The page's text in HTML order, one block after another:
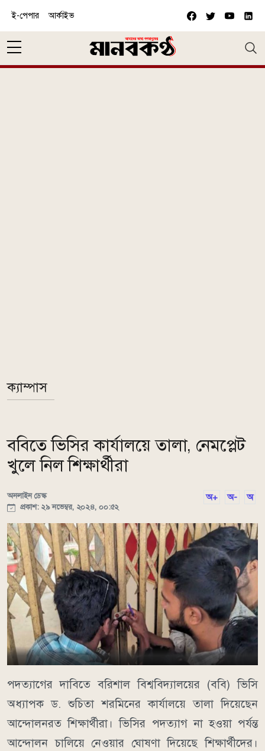
ই-পেপার আর্কাইভ
ক্যাম্পাস
ববিতে ভিসির কার্যালয়ে তালা, নেমপ্লেট
খুলে নিল শিক্ষার্থীরা
অনলাইন ডেস্ক
প্রকাশ: ২৯ নভেম্বর, ২০২৪, ০০:৫২
অ+ অ- অ
পদত্যাগের দাবিতে বরিশাল বিশ্ববিদ্যালয়ের (ববি) ভিসি
অধ্যাপক ড. শুচিতা শরমিনের কার্যালয়ে তালা দিয়েছেন
আন্দোলনরত শিক্ষার্থীরা। ভিসির পদত্যাগ না হওয়া পর্যন্ত
আন্দোলন চালিয়ে নেওয়ার ঘোষণা দিয়েছে শিক্ষার্থীদের।